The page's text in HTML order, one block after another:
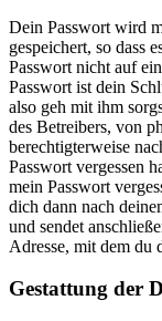
Dein Passwort wird
gespeichert, so dass
Passwort nicht auf
Passwort ist dein
also geh mit ihm
des Betreibers, von
berechtigterweise
Passwort vergessen
mein Passwort
dich dann nach
und sendet
Adresse, mit dem du
Gestattung der